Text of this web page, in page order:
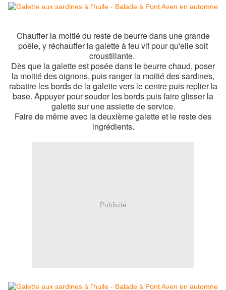
Chauffer la moitié du reste de beurre dans une grande
poêle, y réchauffer la galette à feu vif pour qu'elle soit
croustillante.
Dès que la galette est posée dans le beurre chaud, poser
la moitié des oignons, puis ranger la moitié des sardines,
rabattre les bords de la galette vers le centre puis replier la
base. Appuyer pour souder les bords puis faire glisser la
galette sur une assiette de service.
Faire de même avec la deuxième galette et le reste des
ingrédients.
Publicité